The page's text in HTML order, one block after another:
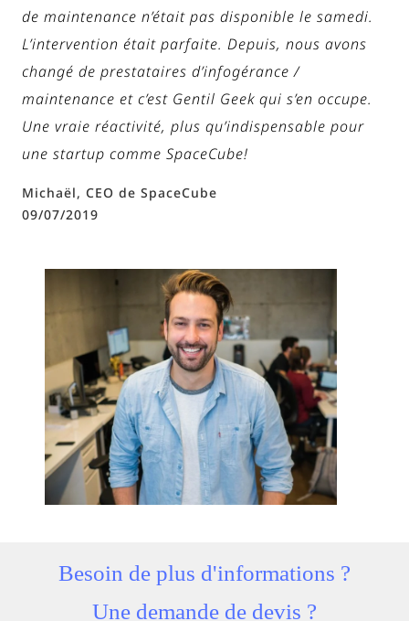
de maintenance n’était pas disponible le samedi.
L’intervention était parfaite. Depuis, nous avons
changé de prestataires d’infogérance /
maintenance et c’est Gentil Geek qui s’en occupe.
Une vraie réactivité, plus qu’indispensable pour
une startup comme SpaceCube!
Michaël, CEO de SpaceCube
09/07/2019
Besoin de plus d'informations ?
Une demande de devis ?